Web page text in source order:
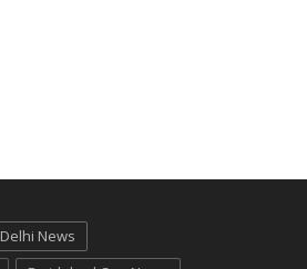
Delhi News